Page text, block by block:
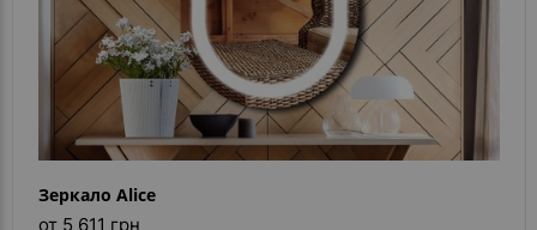
Зеркало Alice
от 5 611 грн